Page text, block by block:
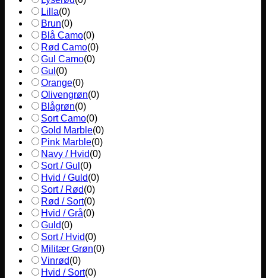
Lilla(0)
Brun(0)
Blå Camo(0)
Rød Camo(0)
Gul Camo(0)
Gul (0)
Orange(0)
Olivengrøn(0)
Blågrøn(0)
Sort Camo(0)
Gold Marble(0)
Pink Marble(0)
Navy / Hvid(0)
Sort / Gul (0)
Hvid / Guld(0)
Sort / Rød(0)
Rød / Sort(0)
Hvid / Grå(0)
Guld(0)
Sort / Hvid(0)
Militær Grøn(0)
Vinrød(0)
Hvid / Sort(0)